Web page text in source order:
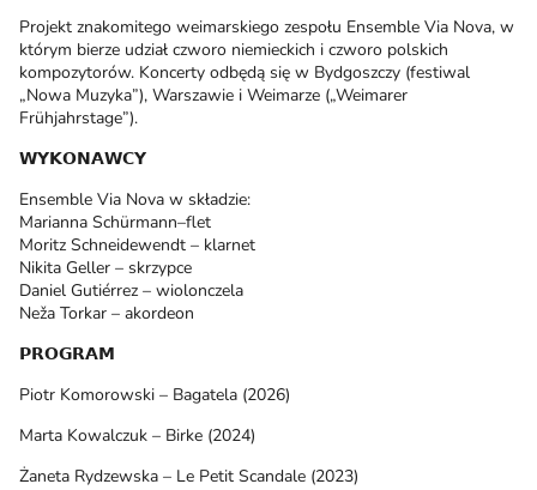
Projekt znakomitego weimarskiego zespołu Ensemble Via Nova, w
którym bierze udział czworo niemieckich i czworo polskich
kompozytorów. Koncerty odbędą się w Bydgoszczy (festiwal
„Nowa Muzyka”), Warszawie i Weimarze („Weimarer
Frühjahrstage”).
𝗪𝗬𝗞𝗢𝗡𝗔𝗪𝗖𝗬
Ensemble Via Nova w składzie:
Marianna Schürmann–flet
Moritz Schneidewendt – klarnet
Nikita Geller – skrzypce
Daniel Gutiérrez – wiolonczela
Neža Torkar – akordeon
𝗣𝗥𝗢𝗚𝗥𝗔𝗠
Piotr Komorowski – Bagatela (2026)
Marta Kowalczuk – Birke (2024)
Żaneta Rydzewska – Le Petit Scandale (2023)